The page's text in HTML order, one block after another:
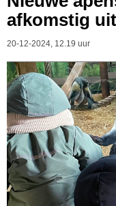
afkomstig
20-12-2024, 12.19 uur